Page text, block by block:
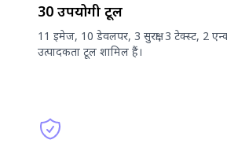
30 उपयोगी टूल
11 इमेज, 10 डेवलपर, 3 सुरक्षा, 3 टेक्स्ट, 2
उत्पादकता टूल शामिल हैं।